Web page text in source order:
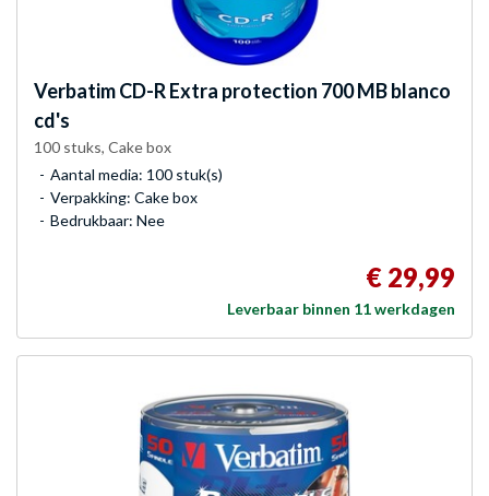
VerbatimCD-R Extra protection 700 MB blanco
cd's
100 stuks, Cake box
Aantal media: 100 stuk(s)
Verpakking: Cake box
Bedrukbaar: Nee
€ 29,99
Leverbaar binnen 11 werkdagen